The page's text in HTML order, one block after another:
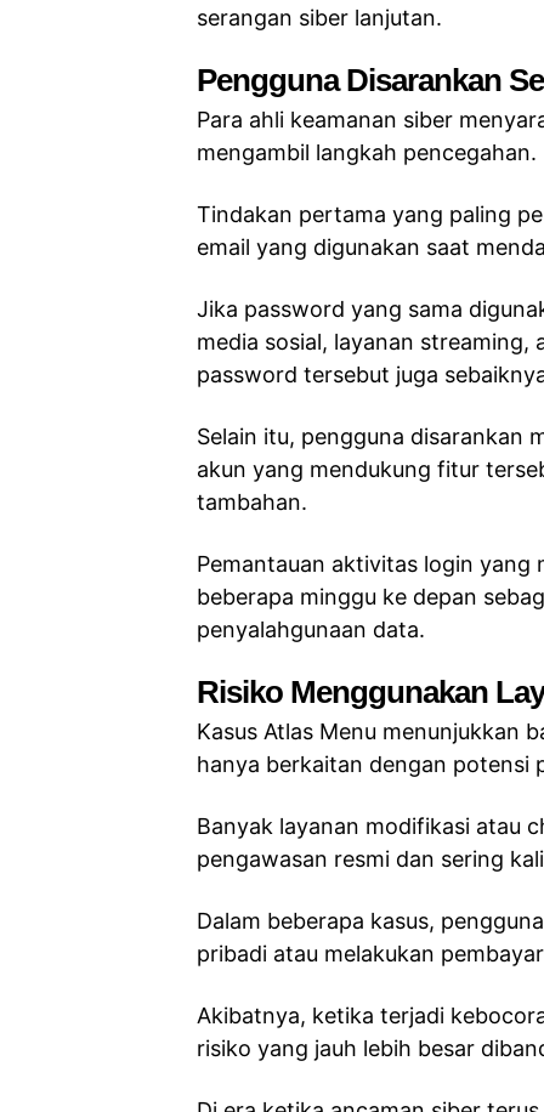
serangan siber lanjutan.
Pengguna Disarankan
Para ahli keamanan siber
mengambil langkah pencegahan.
Tindakan pertama yang paling
email yang digunakan saat
Jika password yang sama
media sosial, layanan streaming,
password tersebut juga
Selain itu, pengguna disarankan
akun yang mendukung fitur
tambahan.
Pemantauan aktivitas login yang
beberapa minggu ke depan
penyalahgunaan data.
Risiko Menggunakan
Kasus Atlas Menu menunjukkan
hanya berkaitan dengan potensi
Banyak layanan modifikasi atau
pengawasan resmi dan sering
Dalam beberapa kasus,
pribadi atau melakukan
Akibatnya, ketika terjadi
risiko yang jauh lebih besar